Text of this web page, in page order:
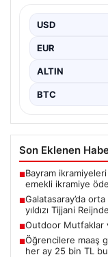
{“title”:
Reijnders”},
USD
EUR
ALTIN
BTC
Son Eklenen
■Bayram
emekli ikramiye
■Galatasaray’da
yıldızı Tijjani
■Outdoor Mutfaklar
■Öğrencilere maaş
her ay 25 bin TL